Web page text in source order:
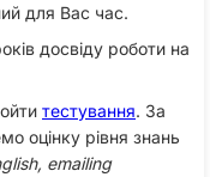
для Вас час.
досвіду роботи на
тестування. За
оцінку рівня знань
emailing